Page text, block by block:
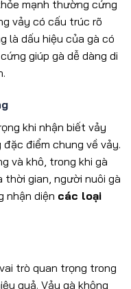
mạnh thường cứng
vảy có cấu trúc rõ
là dấu hiệu của gà có
giúp gà dễ dàng di
khi nhận biết vảy
điểm chung về vảy.
và khô, trong khi gà
thời gian, người nuôi gà
nhận diện các loại
trò quan trọng trong
quả. Vảy gà không